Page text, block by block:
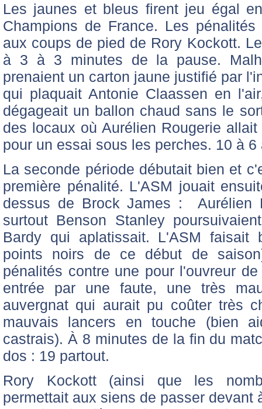
Les jaunes et bleus firent jeu égal
Champions de France. Les
aux coups de pied de Rory Kockott.
à 3 à 3 minutes de la pause.
prenaient un carton jaune justifié par
qui plaquait Antonie Claassen en
dégageait un ballon chaud sans le
des locaux où Aurélien Rougerie
pour un essai sous les perches. 10 à 6
La seconde période débutait bien et
première pénalité. L'ASM jouait
dessus de Brock James : Aurélien
surtout Benson Stanley
Bardy qui aplatissait. L'ASM faisait
points noirs de ce début de
pénalités contre une pour l'ouvreur
entrée par une faute, une très
auvergnat qui aurait pu coûter très
mauvais lancers en touche (bien
castrais). À 8 minutes de la fin du
dos : 19 partout.
Rory Kockott (ainsi que les
permettait aux siens de passer devant